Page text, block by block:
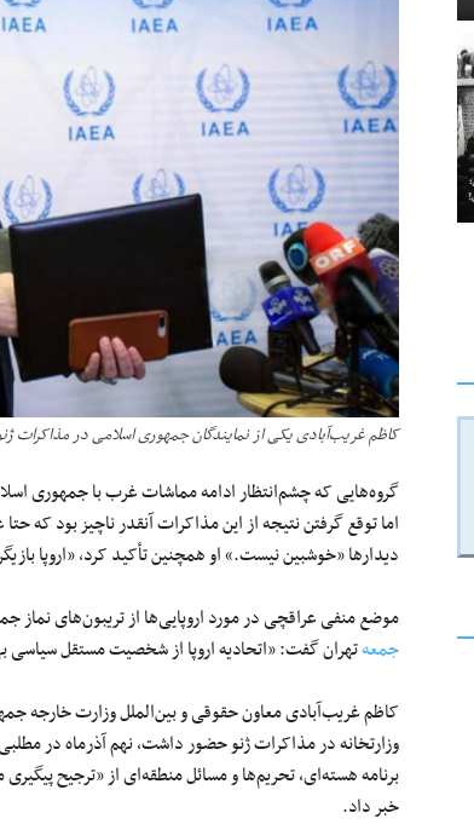
کاظم غریب‌آبادی یکی از نمایندگان جمهوری اسلامی در مذاکرات
گروه‌هایی که چشم‌انتظار ادامه مماشات غرب با جمهوری
اما توقع گرفتن نتیجه از این مذاکرات آنقدر ناچیز بود که
دیدارها «خوشبین نیست.» او همچنین تأکید کرد، «اروپا
موضع منفی عراقچی در مورد اروپایی‌ها از تریبون‌های نماز
جمعهتهران گفت: «اتحادیه اروپا از شخصیت مستقل سیاسی
کاظم غریب‌آبادی معاون حقوقی و بین‌الملل وزارت خارجه
وزارتخانه در مذاکرات ژنو حضور داشت، نهم آذرماه در
برنامه هسته‌ای، تحریم‌ها و مسائل منطقه‌ای از «ترجیح
خبر داد.